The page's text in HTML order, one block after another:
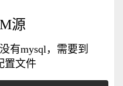
源
有mysql，需要到
置文件